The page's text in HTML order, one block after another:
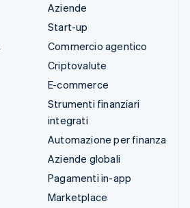
Aziende
Start-up
Commercio agentico
Criptovalute
E-commerce
Strumenti finanziari
integrati
Automazione per finanza
Aziende globali
Pagamenti in-app
Marketplace